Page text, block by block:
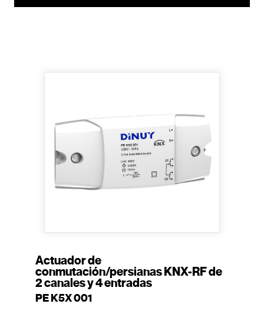
Actuador de
conmutación/persianas KNX-RF de
2 canales y 4 entradas
PE K5X 001